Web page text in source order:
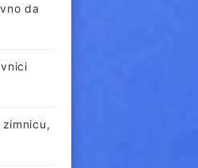
da